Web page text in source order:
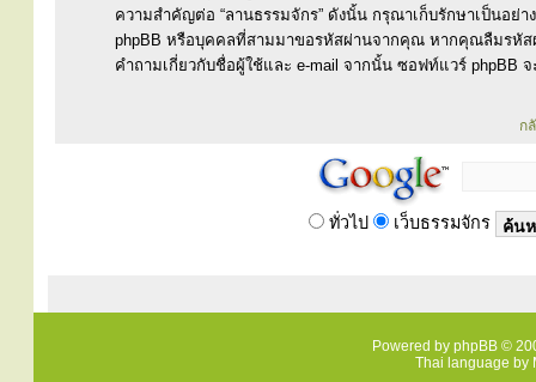
ความสำคัญต่อ “ลานธรรมจักร” ดังนั้น กรุณาเก็บรักษาเป็นอย่
phpBB หรือบุคคลที่สามมาขอรหัสผ่านจากคุณ หากคุณลืมรหัสผ่
คำถามเกี่ยวกับชื่อผู้ใช้และ e-mail จากนั้น ซอฟท์แวร์ phpBB
ก
ทั่วไป เว็บธรรมจักร
Powered by phpBB ©
Thai language by